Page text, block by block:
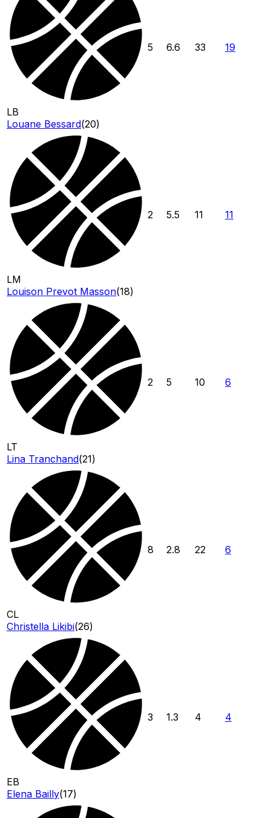
LB
Louane Bessard(20)
5 6.6 33 19
LM
Louison Prevot Masson(18)
2 5.5 11 11
LT
Lina Tranchand(21)
2 5 10 6
CL
Christella Likibi(26)
8 2.8 22 6
EB
Elena Bailly(17)
3 1.3 4 4